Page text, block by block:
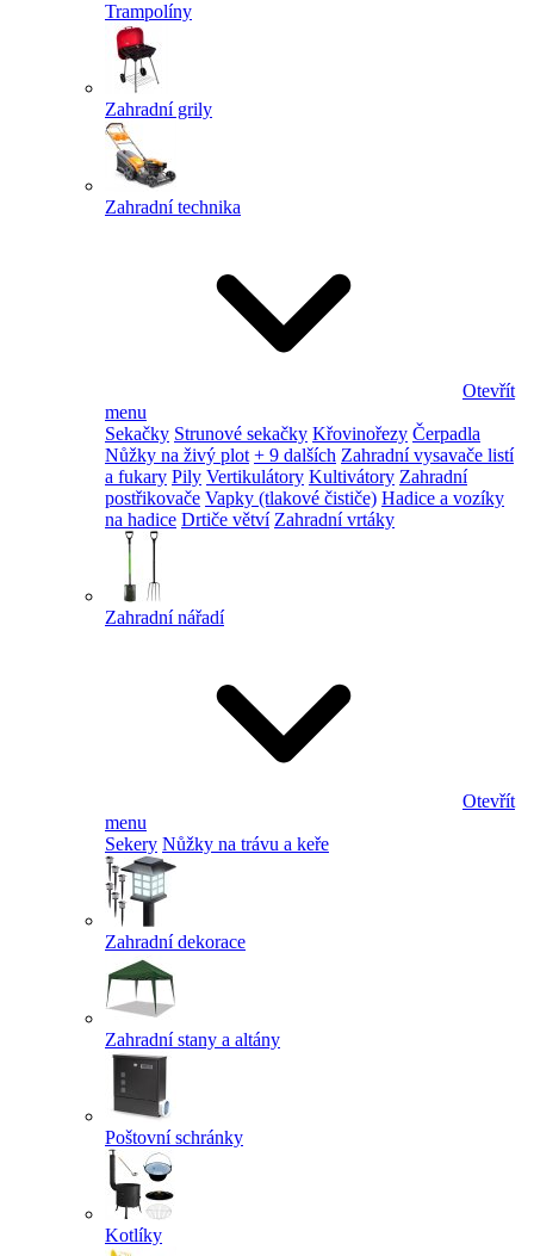
Trampolíny
Zahradní grily
Zahradní technika
Otevřít
menu
Sekačky Strunové sekačky Křovinořezy Čerpadla
Nůžky na živý plot + 9 dalších Zahradní vysavače listí
a fukary Pily Vertikulátory Kultivátory Zahradní
postřikovače Vapky (tlakové čističe) Hadice a vozíky
na hadice Drtiče větví Zahradní vrtáky
Zahradní nářadí
Otevřít
menu
Sekery Nůžky na trávu a keře
Zahradní dekorace
Zahradní stany a altány
Poštovní schránky
Kotlíky